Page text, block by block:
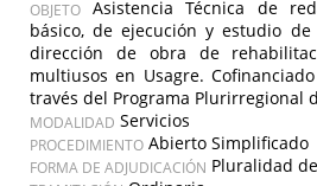
OBJETO
Asistencia Técnica de
básico, de ejecución y estudio
dirección de obra de
multiusos en Usagre.
través del Programa Plurirregional
MODALIDAD Servicios
PROCEDIMIENTO Abierto Simplificado
FORMA DE ADJUDICACIÓN Pluralidad